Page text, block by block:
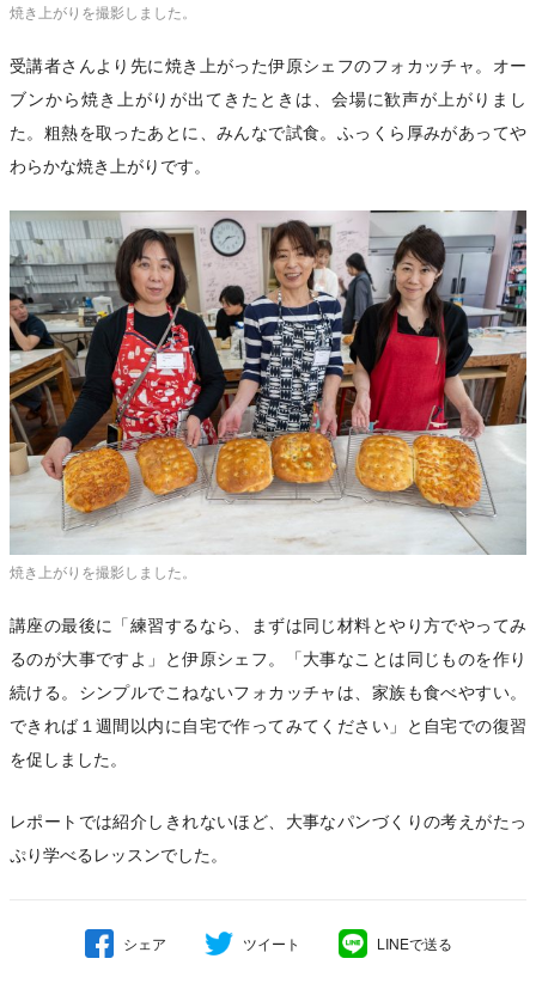
焼き上がりを撮影しました。
受講者さんより先に焼き上がった伊原シェフのフォカッチャ。オー
ブンから焼き上がりが出てきたときは、会場に歓声が上がりまし
た。粗熱を取ったあとに、みんなで試食。ふっくら厚みがあってや
わらかな焼き上がりです。
焼き上がりを撮影しました。
講座の最後に「練習するなら、まずは同じ材料とやり方でやってみ
るのが大事ですよ」と伊原シェフ。「大事なことは同じものを作り
続ける。シンプルでこねないフォカッチャは、家族も食べやすい。
できれば１週間以内に自宅で作ってみてください」と自宅での復習
を促しました。
レポートでは紹介しきれないほど、大事なパンづくりの考えがたっ
ぷり学べるレッスンでした。
シェア ツイート LINEで送る